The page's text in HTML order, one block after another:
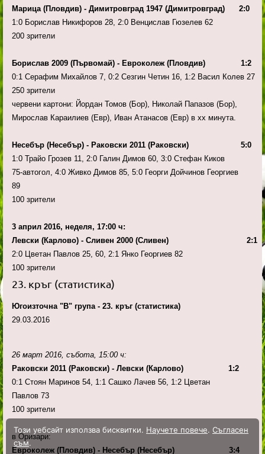
Марица (Пловдив) - Димитровград 1947 (Димитровград) 2:0
1:0 Борислав Никифоров 28, 2:0 Венцислав Гюзелев 62
200 зрители
Борислав 2009 (Първомай) - Евроколеж (Пловдив) 1:2
0:1 Серафим Михайлов 7, 0:2 Сезгин Четин 16, 1:2 Васил Колев 27
250 зрители
червени картони: Йордан Томов (Бор), Николай Папазов (Бор),
Мирослав Караилиев (Евр), Иван Атанасов (Евр) в хх минута.
Несебър (Несебър) - Раковски 2011 (Раковски) 5:0
1:0 Трайо Грозев 11, 2:0 Галин Димов 60, 3:0 Стефан Киков
75-автогол, 4:0 Живко Димов 85, 5:0 Георги Дойчинов Георгиев
89
100 зрители
3 април 2016, неделя, 17:00 ч:
Левски (Карлово) - Сливен 2000 (Сливен) 2:1
2:0 Цветан Павлов 25, 60, 2:1 Янко Георгиев 82
100 зрители
23. кръг (статистика)
Югоизточна "В" група - 23. кръг (статистика)
29.03.2016
26 март 2016, събота, 15:00 ч:
Раковски 2011 (Раковски) - Левски (Карлово) 1:2
0:1 Стоян Маринов 54, 1:1 Сашко Лачев 56, 1:2 Цветан
Павлов 73
100 зрители
в Оризари:
Евроколеж (Пловдив) - Несебър (Несебър) 3:4
Този уебсайт използва бисквитки. Научете повече. Съгласен
съм.